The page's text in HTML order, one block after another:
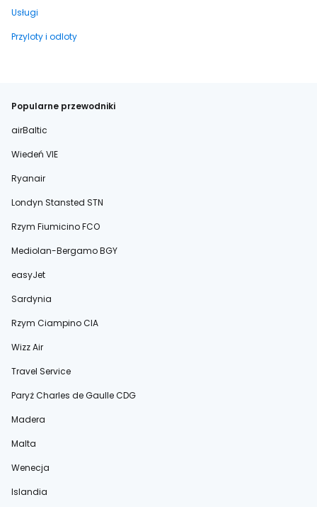
Usługi
Przyloty i odloty
Popularne przewodniki
airBaltic
Wiedeń VIE
Ryanair
Londyn Stansted STN
Rzym Fiumicino FCO
Mediolan-Bergamo BGY
easyJet
Sardynia
Rzym Ciampino CIA
Wizz Air
Travel Service
Paryż Charles de Gaulle CDG
Madera
Malta
Wenecja
Islandia